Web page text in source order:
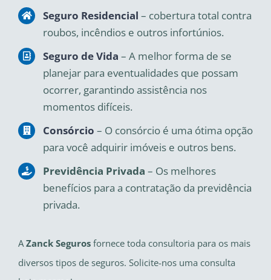
Seguro Residencial – cobertura total contra
roubos, incêndios e outros infortúnios.
Seguro de Vida – A melhor forma de se
planejar para eventualidades que possam
ocorrer, garantindo assistência nos
momentos difíceis.
Consórcio – O consórcio é uma ótima opção
para você adquirir imóveis e outros bens.
Previdência Privada – Os melhores
benefícios para a contratação da previdência
privada.
A Zanck Seguros fornece toda consultoria para os mais
diversos tipos de seguros. Solicite-nos uma consulta